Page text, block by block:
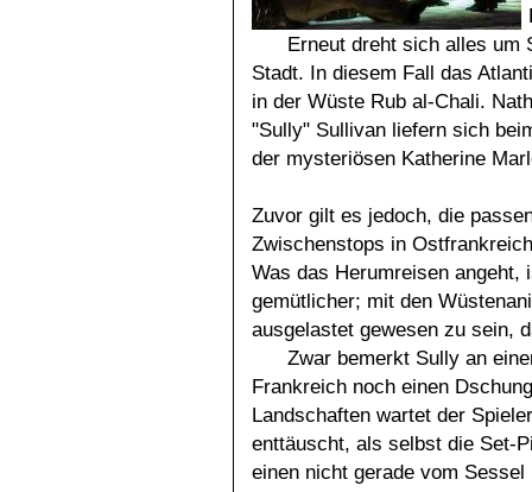
Erneut dreht sich alles um
Stadt. In diesem Fall das
in der Wüste Rub al-Chali.
"Sully" Sullivan liefern sich
der mysteriösen Katherine
Zuvor gilt es jedoch, die
Zwischenstops in
Was das Herumreisen angeht,
gemütlicher; mit den
ausgelastet gewesen zu sein,
Zwar bemerkt Sully an
Frankreich noch einen
Landschaften wartet der
enttäuscht, als selbst die Set-
einen nicht gerade vom Sessel